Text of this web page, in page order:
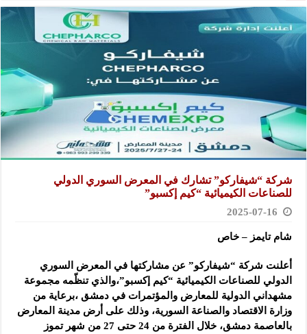
شركة “شيفاركو” تشارك في المعرض السوري الدولي
للصناعات الكيميائية “كيم إكسبو”
2025-07-16
شام تايمز – خاص
أعلنت شركة “شيفاركو” عن مشاركتها في المعرض السوري
الدولي للصناعات الكيميائية “كيم إكسبو”،والذي تنظّمه مجموعة
مشهداني الدولية للمعارض والمؤتمرات في دمشق ،برعاية من
وزارة الاقتصاد والصناعة السورية، وذلك على أرض مدينة المعارض
بالعاصمة دمشق، خلال الفترة من 24 حتى 27 من شهر تموز